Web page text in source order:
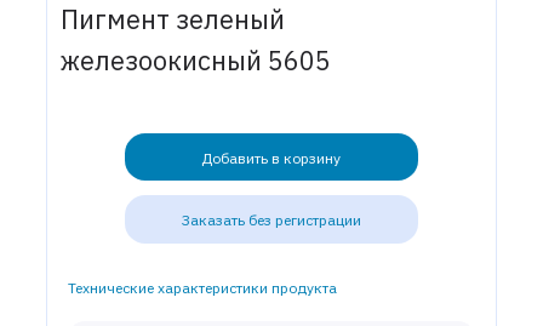
Пигмент зеленый
железоокисный 5605
Добавить в корзину
Заказать без регистрации
Технические характеристики продукта